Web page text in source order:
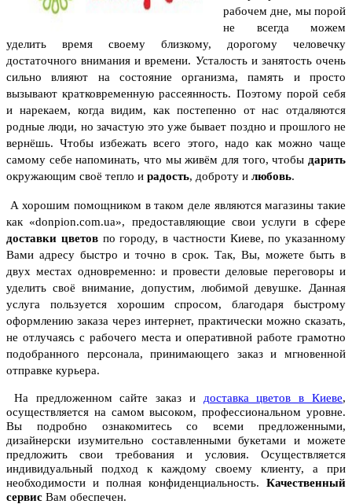
рабочем дне, мы порой
не всегда можем
уделить время своему близкому, дорогому человечку
достаточного внимания и времени. Усталость и занятость очень
сильно влияют на состояние организма, память и просто
вызывают кратковременную рассеянность. Поэтому порой себя
и нарекаем, когда видим, как постепенно от нас отдаляются
родные люди, но зачастую это уже бывает поздно и прошлого не
вернёшь. Чтобы избежать всего этого, надо как можно чаще
самому себе напоминать, что мы живём для того, чтобы дарить
окружающим своё тепло и радость, доброту и любовь.
А хорошим помощником в таком деле являются магазины такие
как «donpion.com.ua», предоставляющие свои услуги в сфере
доставки цветовпо городу, в частности Киеве, по указанному
Вами адресу быстро и точно в срок. Так, Вы, можете быть в
двух местах одновременно: и провести деловые переговоры и
уделить своё внимание, допустим, любимой девушке.
Данная
услуга пользуется хорошим спросом, благодаря быстрому
оформлению заказа через интернет, практически можно сказать,
не отлучаясь с рабочего места и оперативной работе грамотно
подобранного персонала, принимающего заказ и мгновенной
отправке курьера.
На предложенном сайте заказ и доставка цветов в Киеве,
осуществляется на самом высоком, профессиональном уровне.
Вы подробно ознакомитесь со всеми предложенными,
дизайнерски изумительно составленными букетами и можете
предложить свои требования и условия. Осуществляется
индивидуальный подход к каждому своему клиенту, а при
необходимости и полная конфиденциальность. Качественный
сервис Вам обеспечен.